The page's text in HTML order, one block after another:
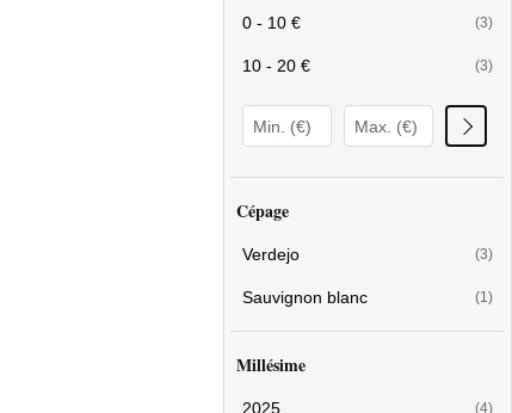
0 - 10 € (3)
10 - 20 € (3)
Cépage
Verdejo (3)
Sauvignon blanc (1)
Millésime
2025 (4)